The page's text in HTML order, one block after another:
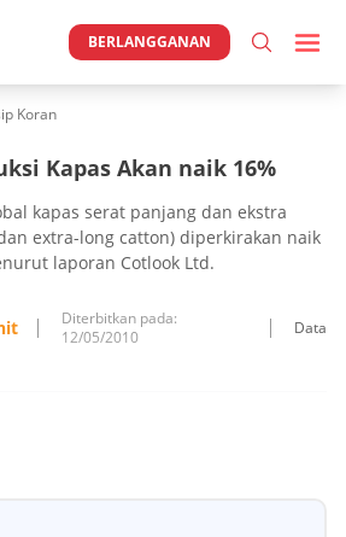
BERLANGGANAN
Koran
Kapas Akan naik 16%
kapas serat panjang dan ekstra
extra-long catton) diperkirakan naik
laporan Cotlook Ltd.
Diterbitkan pada:
12/05/2010
Data